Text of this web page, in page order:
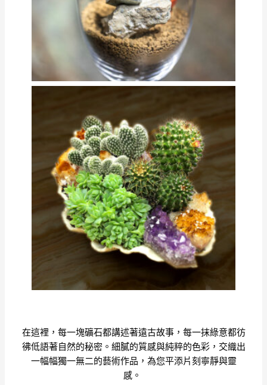
在這裡，每一塊礦石都講述著遠古故事，每一抹綠意都彷
彿低語著自然的秘密。細膩的質感與純粹的色彩，交織出
一幅幅獨一無二的藝術作品，為您平添片刻寧靜與靈
感。